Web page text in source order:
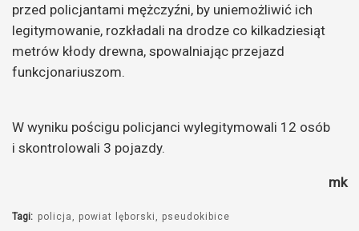
przed policjantami mężczyźni, by uniemożliwić ich
legitymowanie, rozkładali na drodze co kilkadziesiąt
metrów kłody drewna, spowalniając przejazd
funkcjonariuszom.
W wyniku pościgu policjanci wylegitymowali 12 osób
i skontrolowali 3 pojazdy.
mk
Tagi: policja powiat lęborski pseudokibice